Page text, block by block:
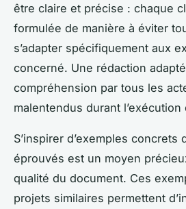
être claire et précise : chaque
formulée de manière à éviter
s’adapter spécifiquement aux
concerné. Une rédaction
compréhension par tous les
malentendus durant l’exécution
S’inspirer d’exemples concrets
éprouvés est un moyen
qualité du document. Ces
projets similaires permettent